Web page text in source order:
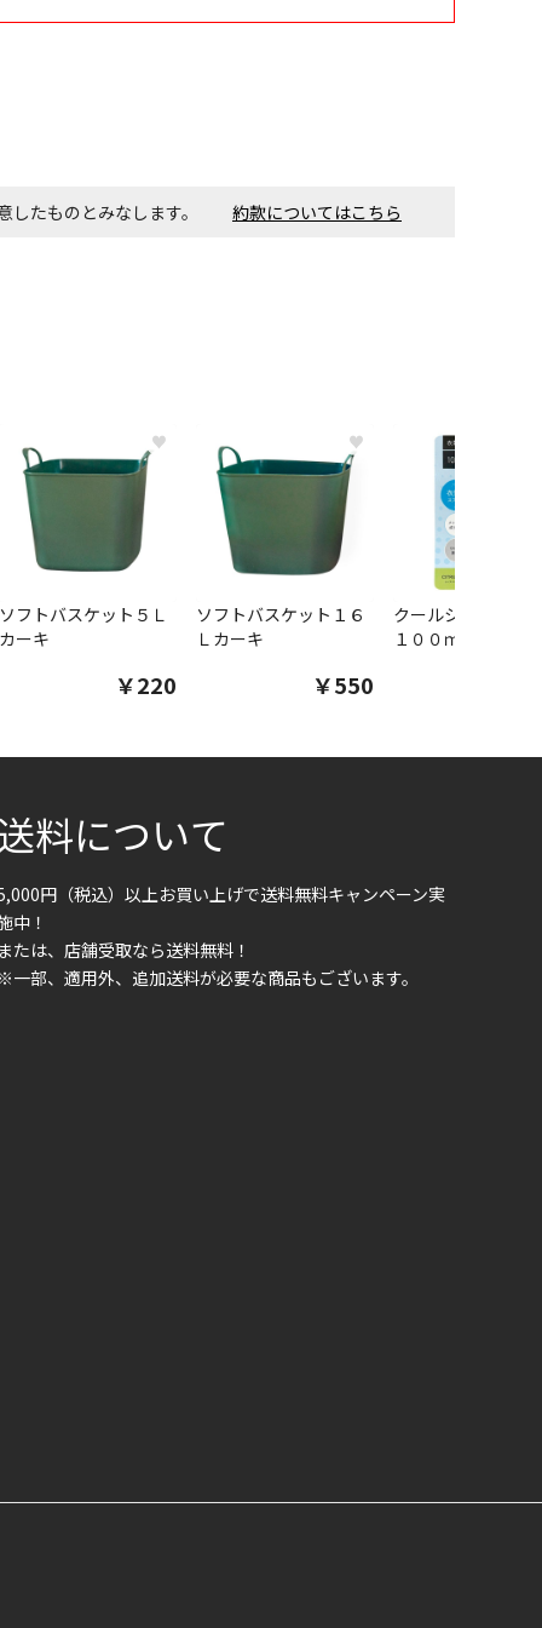
工事が必要な商品です。別途費用が発生する場合がござい
意したものとみなします。 約款についてはこちら
♥
ソフトバスケット５Ｌ
カーキ
￥220
♥
ソフトバスケット１６
Ｌカーキ
￥550
クールシャツスプ
１００ｍｌ
料について
円（税込）以上お買い上げで送料無料キャンペーン実
中！
または、店舗受取なら送料無料！
※一部、適用外、追加送料が必要な商品もございます。